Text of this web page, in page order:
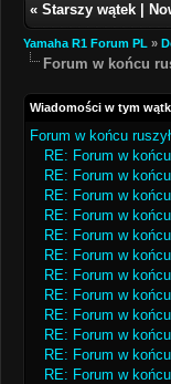
« Starszy wątek
Yamaha R1 Forum PL »
Forum w końcu
Wiadomości w tym
Forum w końcu
RE: Forum w
RE: Forum w
RE: Forum w
RE: Forum w
RE: Forum w
RE: Forum w
RE: Forum w
RE: Forum w
RE: Forum w
RE: Forum w
RE: Forum w
RE: Forum w